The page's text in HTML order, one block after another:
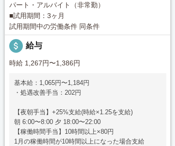
パート・アルバイト（非常勤）
■試用期間：3ヶ月
試用期間中の労働条件 同条件
attach_money 給与
時給 1,267円〜1,386円
基本給：1,065円〜1,184円
・処遇改善手当：202円
【夜朝手当】+25%支給(時給×1.25を支給)
朝 6:00〜8:00 夕 18:00〜22:00
【稼働時間手当】10時間以上×80円
1月の稼働時間が10時間以上になった場合支給